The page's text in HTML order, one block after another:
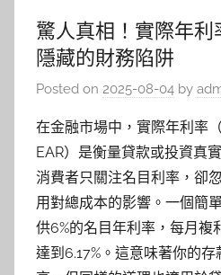
驚人真相！實際年
隱藏的財務陷阱
Posted on 2025-08-04 by
在金融市場中，實際年利率
EAR）是衡量貸款或投資真
消費者只關注名目利率，卻
用對總成本的影響。一個簡
供6%的名目年利率，每月複
達到6.17%。這意味著你的